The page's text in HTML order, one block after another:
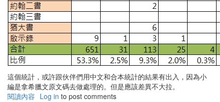
這個統計，或許跟伙伴們用中文和合本統計的結果有出入，因為小
編是拿希臘文原文碼去做處理的。但是應該差異不大拉。
閱讀內容 有Log in to post comments